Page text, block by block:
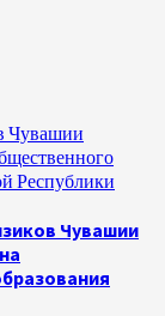
Чувашии
Республики
Чувашии